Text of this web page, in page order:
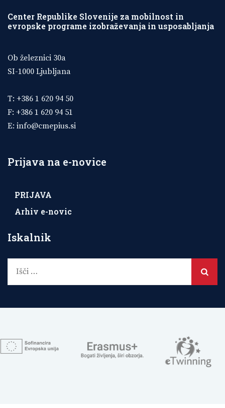
Center Republike Slovenije za mobilnost in
evropske programe izobraževanja in usposabljanja
Ob železnici 30a
SI-1000 Ljubljana
T: +386 1 620 94 50
F: +386 1 620 94 51
E: info@cmepius.si
Prijava na e-novice
PRIJAVA
Arhiv e-novic
Iskalnik